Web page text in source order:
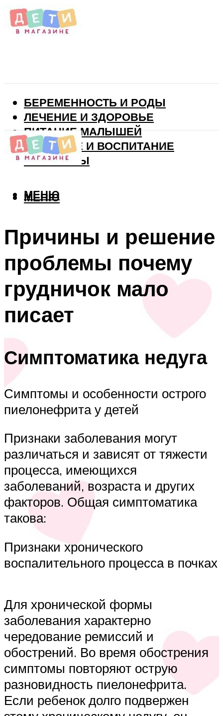
БЕРЕМЕННОСТЬ И РОДЫ
ЛЕЧЕНИЕ И ЗДОРОВЬЕ
ПИТАНИЕ МАЛЫШЕЙ
РАЗВИТИЕ И ВОСПИТАНИЕ
ВИТАМИНЫ
МЕНЮ
МЕНЮ
Причины и решение
проблемы почему
грудничок мало
писает
Симптоматика недуга
Симптомы и особенности острого
пиелонефрита у детей
Признаки заболевания могут
различаться и зависят от тяжести
процесса, имеющихся
заболеваний, возраста и других
факторов. Общая симптоматика
такова:
Признаки хронического
воспалительного процесса в почках
Для хронической формы
заболевания характерно
чередование ремиссий и
обострений. Во время обострения
симптомы повторяют острую
разновидность пиелонефрита.
Если ребенок долго подвержен